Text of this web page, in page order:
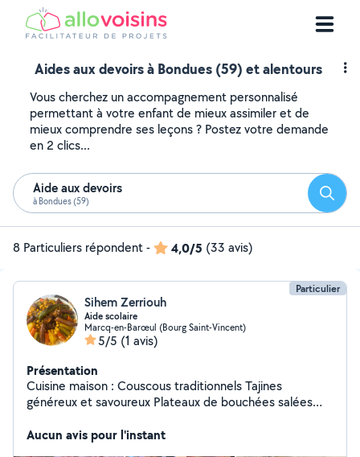
Aides aux devoirs à Bondues (59) et alentours
Vous cherchez un accompagnement personnalisé
permettant à votre enfant de mieux assimiler et de
mieux comprendre ses leçons ? Postez votre demande
en 2 clics...
Aide aux devoirs
à Bondues (59)
8 Particuliers répondent- 4,0/5 (33 avis)
Particulier
Sihem Zerriouh
Aide scolaire
Marcq-en-Barœul (Bourg Saint-Vincent)
5/5 (1 avis)
Présentation
Cuisine maison : Couscous traditionnels Tajines
généreux et savoureux Plateaux de bouchées salées
baptêmes, fêtes et autres occasions. Créations
Aucun avis pour l'instant